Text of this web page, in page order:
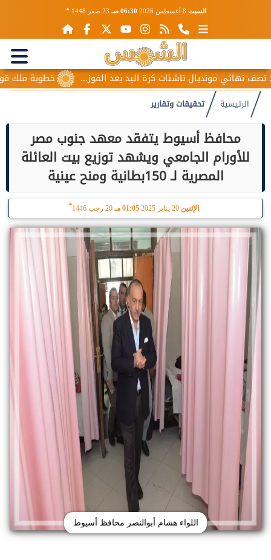
السبت 06:30 صـ 23 صفر 1448 هـ
خطوبة ملك قورة ويوسف ناشئات كرة اليد بعد الفوز...
الرئيسية تحقيقات وتقارير
محافظ أسيوط يتفقد معهد جنوب مصر
للأورام الجامعي ويشهد توزيع بيت العائلة
المصرية لـ 150بطانية ومنح عينية
الإثنين 01:05 مـ 20 رجب 1446
هـ
اللواء هشام أبوالنصر محافظ أسيوط